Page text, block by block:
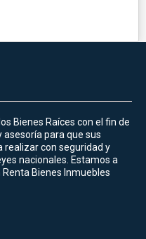
Bienes Raíces con el fin de
asesoría para que sus
realizar con seguridad y
nacionales. Estamos a
Bienes Inmuebles